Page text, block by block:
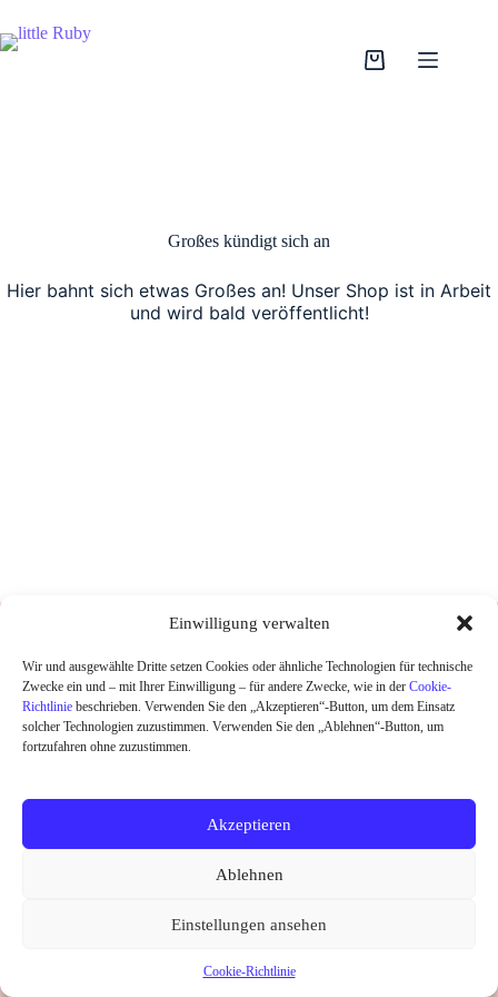
Einwilligung verwalten
Wir und ausgewählte Dritte setzen Cookies oder ähnliche Technologien für technische
Zwecke ein und – mit Ihrer Einwilligung – für andere Zwecke, wie in der Cookie-
Richtlinie beschrieben. Verwenden Sie den „Akzeptieren“-Button, um dem Einsatz
solcher Technologien zuzustimmen. Verwenden Sie den „Ablehnen“-Button, um
fortzufahren ohne zuzustimmen.
Akzeptieren
Ablehnen
Einstellungen ansehen
Cookie-Richtlinie
Inhalt
springen
Warenkorb
Großes kündigt sich an
Hier bahnt sich etwas Großes an! Unser Shop ist in Arbeit
und wird bald veröffentlicht!
DESIGNED UND HANDGEDRUCKT IN
HOME
SHOP
ABOUT
Widerrufsrecht Datenschutz AGB
Kontakt
Cookie-Richtlinie (EU)